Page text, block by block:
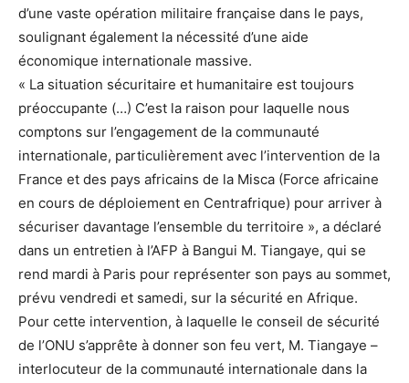
d’une vaste opération militaire française dans le pays,
soulignant également la nécessité d’une aide
économique internationale massive.
« La situation sécuritaire et humanitaire est toujours
préoccupante (…) C’est la raison pour laquelle nous
comptons sur l’engagement de la communauté
internationale, particulièrement avec l’intervention de la
France et des pays africains de la Misca (Force africaine
en cours de déploiement en Centrafrique) pour arriver à
sécuriser davantage l’ensemble du territoire », a déclaré
dans un entretien à l’AFP à Bangui M. Tiangaye, qui se
rend mardi à Paris pour représenter son pays au sommet,
prévu vendredi et samedi, sur la sécurité en Afrique.
Pour cette intervention, à laquelle le conseil de sécurité
de l’ONU s’apprête à donner son feu vert, M. Tiangaye –
interlocuteur de la communauté internationale dans la